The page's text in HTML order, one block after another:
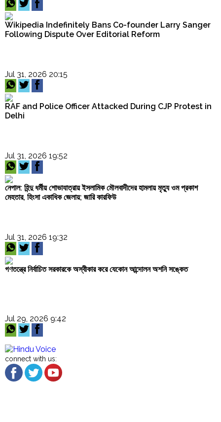
Wikipedia Indefinitely Bans Co-founder Larry Sanger
Following Dispute Over Editorial Reform
Jul 31, 2026 20:15
RAF and Police Officer Attacked During CJP Protest in
Delhi
Jul 31, 2026 19:52
নেপাল: হিন্দু ধর্মীয় শোভাযাত্রায় ইসলামিক মৌলবাদীদের হামলায় মৃত্যু ওম প্রকাশ
মেহতার, হিংসা একাধিক জেলায়; জারি কারফিউ
Jul 31, 2026 19:32
গণতন্ত্রে নির্বাচিত সরকারকে অস্বীকার করে যেকোন আন্দোলন অশনি সঙ্কেত
Jul 29, 2026 9:42
connect with us: